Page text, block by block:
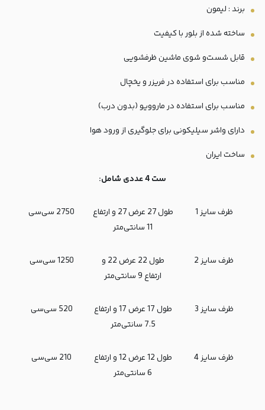
برند : لیمون
ساخته شده از بلور با کیفیت
قابل شست‌و شوی ماشین ظرفشویی
مناسب برای استفاده در فریزر و یخچال
مناسب برای استفاده در ماروویو (بدون درب)
دارای واشر سیلیکونی برای جلوگیری از ورود هوا
ساخت ایران
ست 4 عددی شامل:
ظرف سایز 1
طول 27 عرض 27 و ارتفاع
11 سانتی‌متر
2750 سی‌سی
ظرف سایز 2
طول 22 عرض 22 و
ارتفاع 9 سانتی‌متر
1250 سی‌سی
ظرف سایز 3
طول 17 عرض 17 و ارتفاع
7.5 سانتی‌متر
520 سی‌سی
ظرف سایز 4
طول 12 عرض 12 و ارتفاع
6 سانتی‌متر
210 سی‌سی